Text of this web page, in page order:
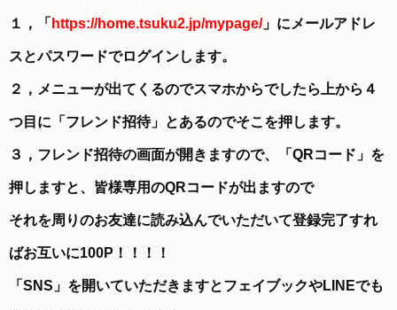
１，「 https://home.tsuku2.jp/mypage/」にメールアドレ
スとパスワードでログインします。
２，メニューが出てくるのでスマホからでしたら上から４
つ目に「フレンド招待」とあるのでそこを押します。
３，フレンド招待の画面が開きますので、「QRコード」を
押しますと、皆様専用のQRコードが出ますので
それを周りのお友達に読み込んでいただいて登録完了すれ
ばお互いに100P！！！！
「SNS」を開いていただきますとフェイブックやLINEでも